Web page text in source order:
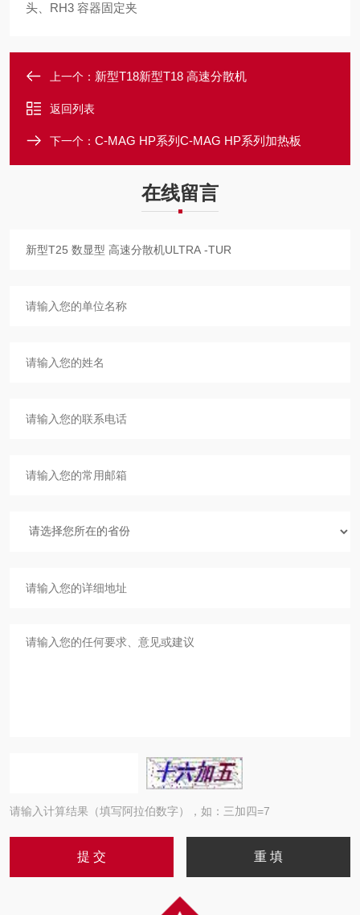
头、 RH3 容器固定夹
上一个： 新型T18新型T18 高速分散机
返回列表
下一个： C-MAG HP系列C-MAG HP系列加热板
在线留言
请输入计算结果（填写阿拉伯数字），如：三加四=7